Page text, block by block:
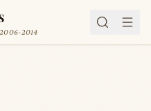
2006-2014